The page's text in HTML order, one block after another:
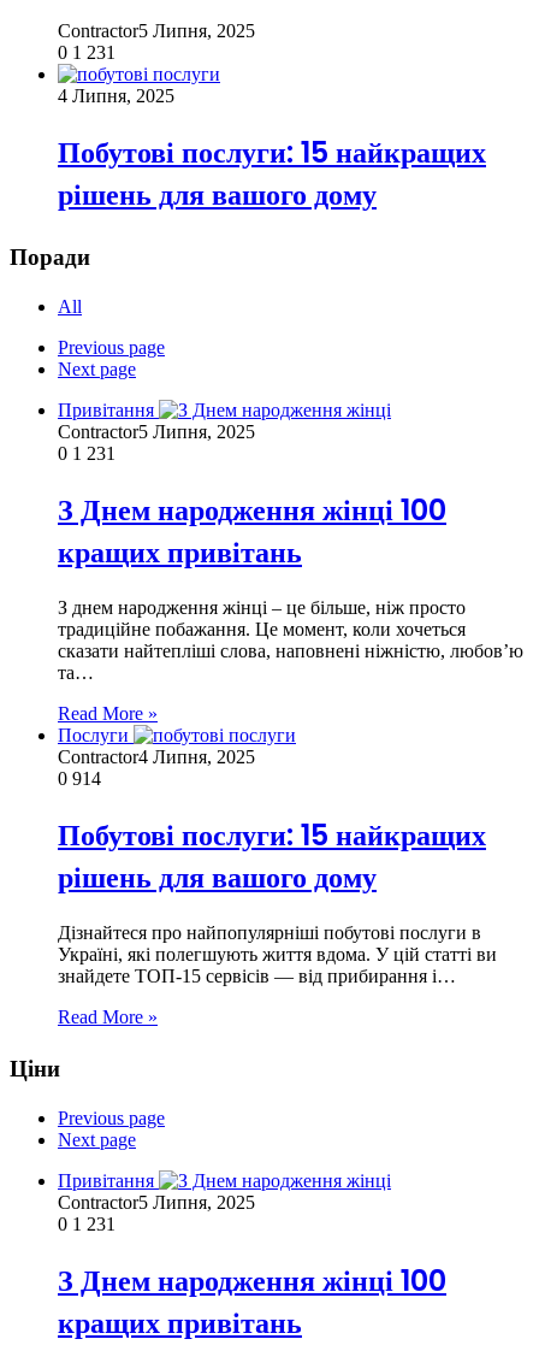
Contractor5 Липня, 2025
0 1 231
4 Липня, 2025
Побутові послуги: 15 найкращих
рішень для вашого дому
Поради
All
Previous page
Next page
Привітання
Contractor5 Липня, 2025
0 1 231
З Днем народження жінці 100
кращих привітань
З днем народження жінці – це більше, ніж просто
традиційне побажання. Це момент, коли хочеться
сказати найтепліші слова, наповнені ніжністю, любов’ю
та…
Read More »
Послуги
Contractor4 Липня, 2025
0 914
Побутові послуги: 15 найкращих
рішень для вашого дому
Дізнайтеся про найпопулярніші побутові послуги в
Україні, які полегшують життя вдома. У цій статті ви
знайдете ТОП-15 сервісів — від прибирання і…
Read More »
Ціни
Previous page
Next page
Привітання
Contractor5 Липня, 2025
0 1 231
З Днем народження жінці 100
кращих привітань